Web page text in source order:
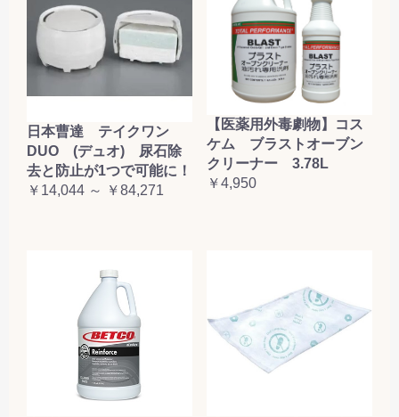
日本曹達 テイクワン
DUO (デュオ) 尿石除
去と防止が1つで可能に！
￥14,044 ～ ￥84,271
【医薬用外毒劇物】コス
ケム ブラストオーブン
クリーナー 3.78L
￥4,950